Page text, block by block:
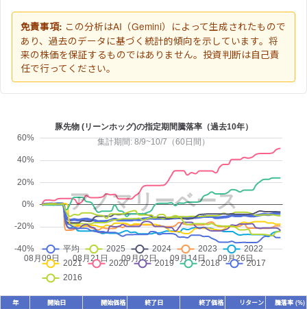
免責事項: この分析はAI（Gemini）によって生成されたもので
あり、過去のデータに基づく統計的傾向を示しています。将
来の株価を保証するものではありません。投資判断は自己責
任で行ってください。
年 開始日 開始価格 終了日 終了価格 リターン 騰落率 (%)